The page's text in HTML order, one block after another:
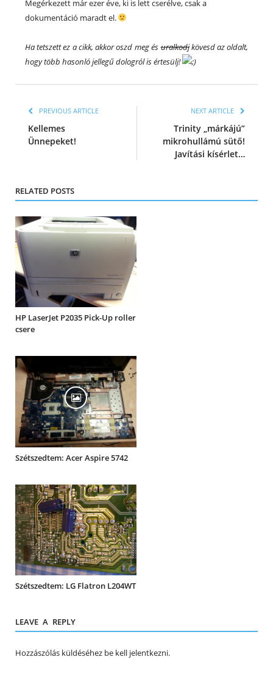
Megérkezett már ezer éve, ki is lett cserélve, csak a
dokumentáció maradt el.
Ha tetszett ez a cikk, akkor oszd meg ésuralkodjkövesd az oldalt,
hogy több hasonló jellegű dologról is értesülj!
PREVIOUS ARTICLE
Kellemes
Ünnepeket!
NEXT ARTICLE
Trinity „márkájú”
mikrohullámú sütő!
Javítási kísérlet…
RELATED POSTS
HP LaserJet P2035 Pick-Up roller
csere
Szétszedtem: Acer Aspire 5742
Szétszedtem: LG Flatron L204WT
LEAVE A REPLY
Hozzászólás küldéséhez be kell jelentkezni.